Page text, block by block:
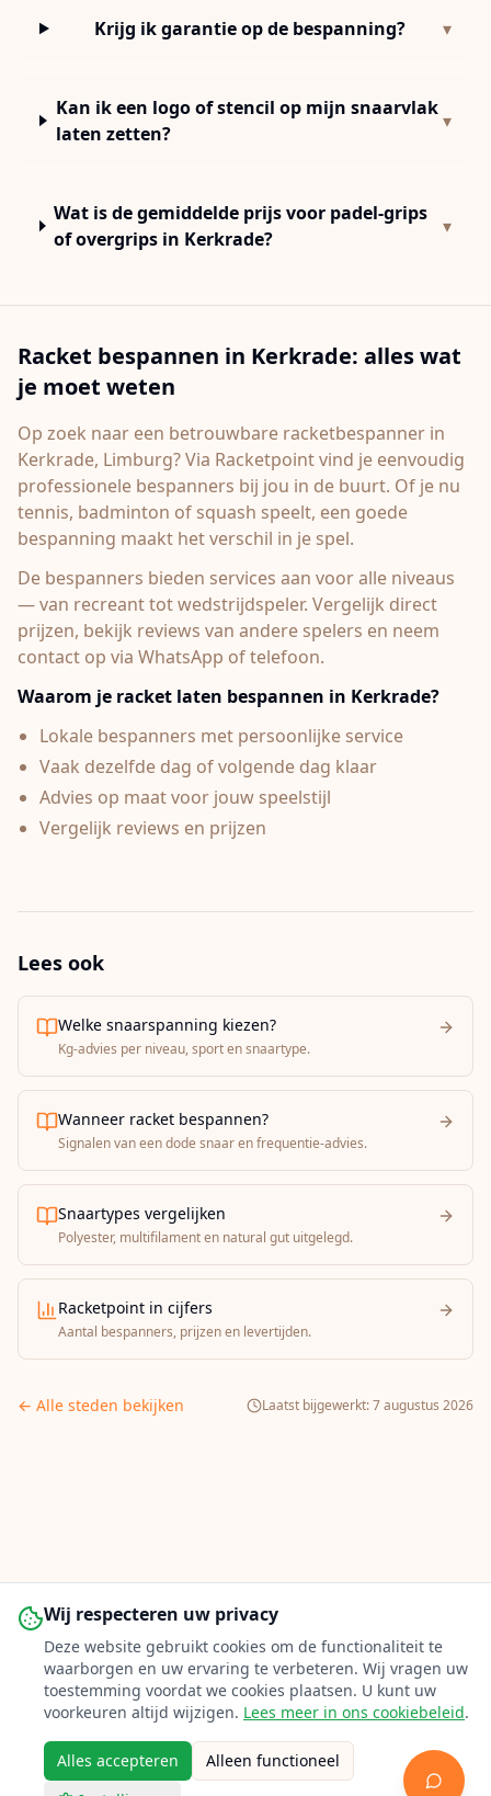
Krijg ik garantie op de bespanning? ▾
Kan ik een logo of stencil op mijn snaarvlak
laten zetten?
▾
Wat is de gemiddelde prijs voor padel-grips
of overgrips in Kerkrade?
▾
Racket bespannen in Kerkrade: alles wat
je moet weten
Op zoek naar een betrouwbare racketbespanner in
Kerkrade, Limburg? Via Racketpoint vind je eenvoudig
professionele bespanners bij jou in de buurt. Of je nu
tennis, badminton of squash speelt, een goede
bespanning maakt het verschil in je spel.
De bespanners bieden services aan voor alle niveaus
— van recreant tot wedstrijdspeler. Vergelijk direct
prijzen, bekijk reviews van andere spelers en neem
contact op via WhatsApp of telefoon.
Waarom je racket laten bespannen in Kerkrade?
Lokale bespanners met persoonlijke service
Vaak dezelfde dag of volgende dag klaar
Advies op maat voor jouw speelstijl
Vergelijk reviews en prijzen
Lees ook
Welke snaarspanning kiezen?
Kg-advies per niveau, sport en snaartype.
Wanneer racket bespannen?
Signalen van een dode snaar en frequentie-advies.
Snaartypes vergelijken
Polyester, multifilament en natural gut uitgelegd.
Racketpoint in cijfers
Aantal bespanners, prijzen en levertijden.
← Alle steden bekijken Laatst bijgewerkt:7 augustus 2026
Wij respecteren uw privacy
Deze website gebruikt cookies om de functionaliteit te
waarborgen en uw ervaring te verbeteren. Wij vragen uw
toestemming voordat we cookies plaatsen. U kunt uw
voorkeuren altijd wijzigen. Lees meer in ons cookiebeleid.
Alles accepteren
Alleen functioneel